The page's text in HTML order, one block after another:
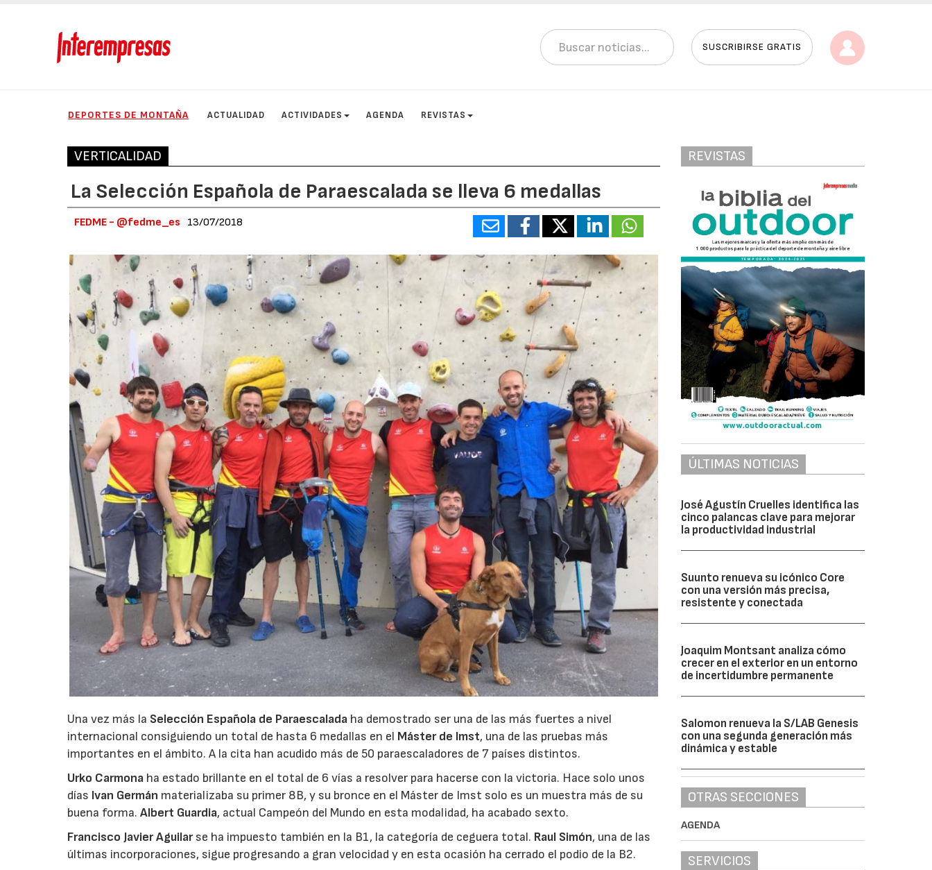
SUSCRIBIRSE GRATIS
DEPORTES DE MONTAÑA ACTUALIDAD ACTIVIDADES AGENDA REVISTAS
VERTICALIDAD
La Selección Española de Paraescalada se lleva 6 medallas
FEDME - @fedme_es 13/07/2018
Una vez más la Selección Española de Paraescalada ha demostrado ser una de las más fuertes a nivel
internacional consiguiendo un total de hasta 6 medallas en el Máster de Imst, una de las pruebas más
importantes en el ámbito. A la cita han acudido más de 50 paraescaladores de 7 países distintos.
Urko Carmona ha estado brillante en el total de 6 vías a resolver para hacerse con la victoria. Hace solo unos
días Ivan Germán materializaba su primer 8B, y su bronce en el Máster de Imst solo es un muestra más de su
buena forma.Albert Guardia, actual Campeón del Mundo en esta modalidad, ha acabado sexto.
Francisco Javier Aguilarse ha impuesto también en la B1, la categoría de ceguera total. Raul Simón, una de las
últimas incorporaciones, sigue progresando a gran velocidad y en esta ocasión ha cerrado el podio de la B2.
REVISTAS
ÚLTIMAS NOTICIAS
José Agustín Cruelles identifica las
cinco palancas clave para mejorar
la productividad industrial
Suunto renueva su icónico Core
con una versión más precisa,
resistente y conectada
Joaquim Montsant analiza cómo
crecer en el exterior en un entorno
de incertidumbre permanente
Salomon renueva la S/LAB Genesis
con una segunda generación más
dinámica y estable
OTRAS SECCIONES
AGENDA
SERVICIOS